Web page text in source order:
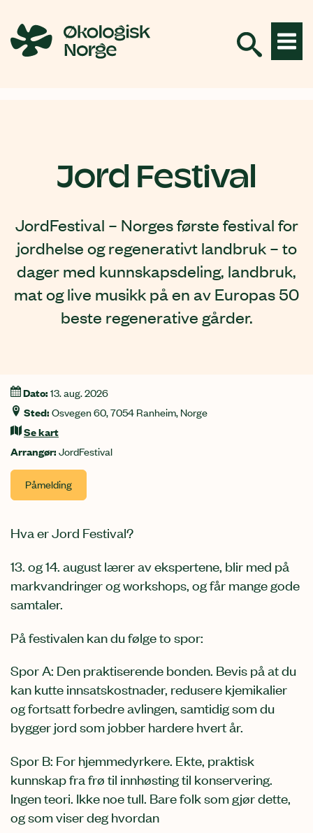
innhold
Jord Festival
JordFestival – Norges første festival for
jordhelse og regenerativt landbruk – to
dager med kunnskapsdeling, landbruk,
mat og live musikk på en av Europas 50
beste regenerative gårder.
Informasjon
Dato:13. aug. 2026
Sted:Osvegen 60, 7054 Ranheim, Norge
Se kart
Arrangør:JordFestival
Påmelding
Hva er Jord Festival?
13. og 14. august lærer av ekspertene, blir med på
markvandringer og workshops, og får mange gode
samtaler.
På festivalen kan du følge to spor:
Spor A: Den praktiserende bonden. Bevis på at du
kan kutte innsatskostnader, redusere kjemikalier
og fortsatt forbedre avlingen, samtidig som du
bygger jord som jobber hardere hvert år.
Spor B: For hjemmedyrkere. Ekte, praktisk
kunnskap fra frø til innhøsting til konservering.
Ingen teori. Ikke noe tull. Bare folk som gjør dette,
og som viser deg hvordan